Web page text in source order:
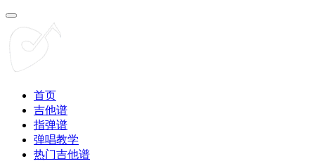
首页
吉他谱
指弹谱
弹唱教学
热门吉他谱